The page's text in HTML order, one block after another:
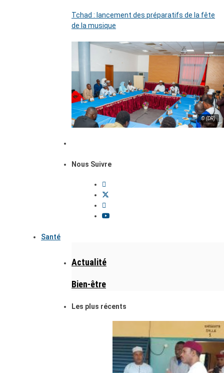
Tchad : lancement des préparatifs de la fête
de la musique
© (DR)
Nous Suivre
Santé
Actualité
Bien-être
Les plus récents